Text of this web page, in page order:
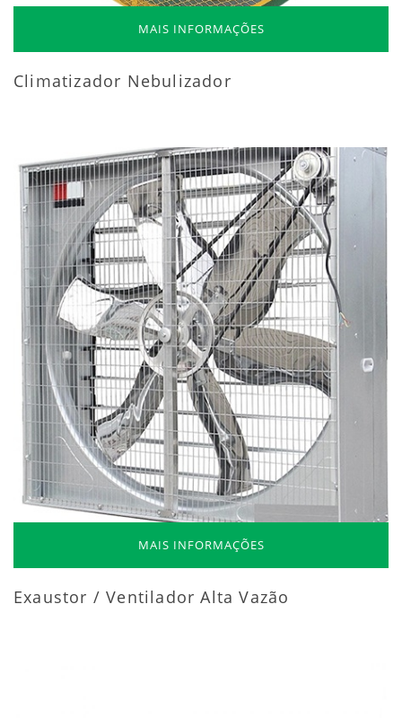
MAIS INFORMAÇÕES
Climatizador Nebulizador
MAIS INFORMAÇÕES
Exaustor / Ventilador Alta Vazão